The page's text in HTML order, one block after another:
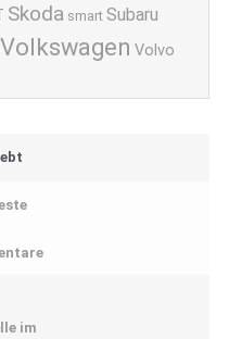
Skoda smart Subaru
Volkswagen Volvo
im